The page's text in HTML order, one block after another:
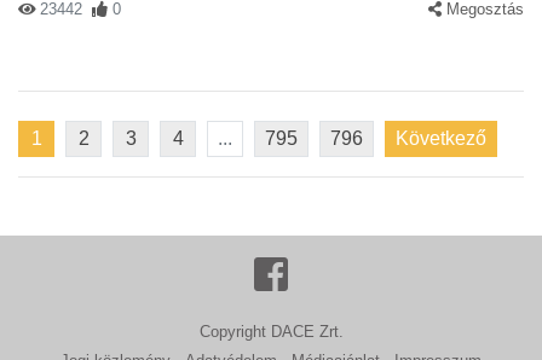
23442 0 Megosztás
1 2 3 4 ... 795 796 Következő
Copyright DACE Zrt.